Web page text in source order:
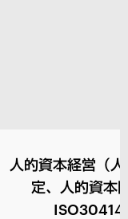
人的資本経営（
定、人的資本
ISO30414